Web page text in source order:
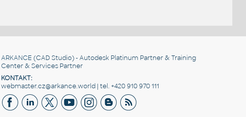
ARKANCE (CAD Studio) - Autodesk Platinum Partner & Training
Center & Services Partner
KONTAKT:
webmaster.cz@arkance.world | tel. +420 910 970 111